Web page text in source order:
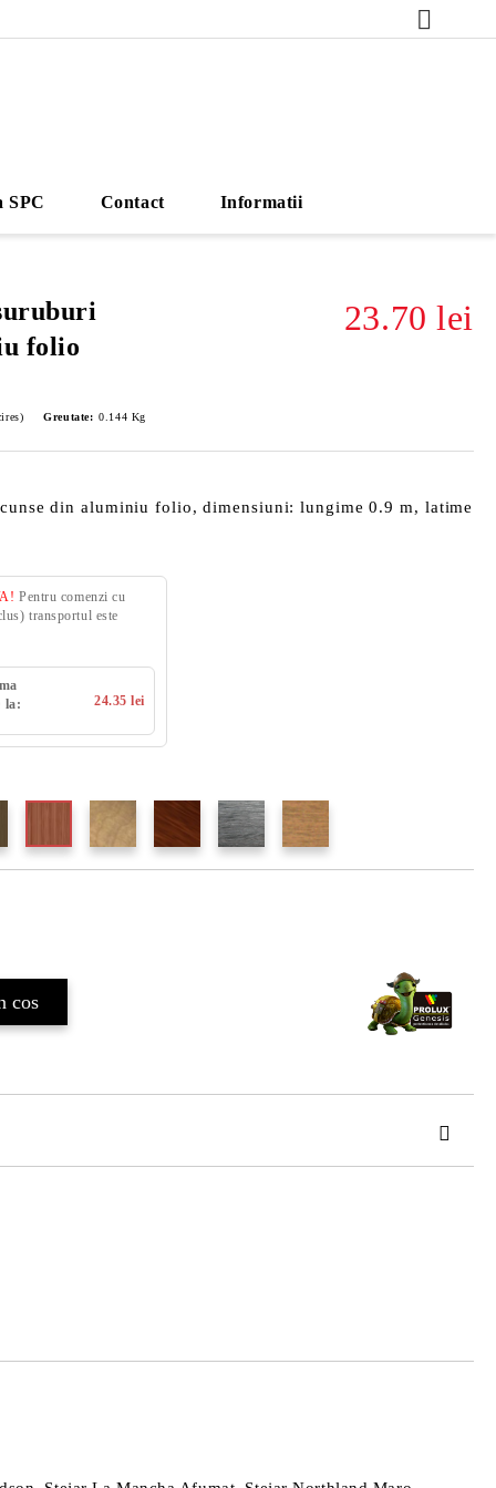
SPC Contact Informatii
folio
23.70 lei
Greutate: 0.144 Kg
din aluminiu folio, dimensiuni: lungime 0.9 m, latime
Pentru comenzi cu
transportul este
la:
24.35 lei